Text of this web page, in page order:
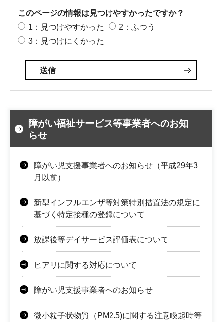
このページの情報は見つけやすかったですか？
1：見つけやすかった
2：ふつう
3：見つけにくかった
障がい福祉サービス等事業者へのお知
らせ
障がい児支援事業者へのお知らせ（平成29年3
月以前）
新型インフルエンザ等対策特別措置法の規定に
基づく特定接種の登録について
放課後等デイサービス評価表について
ヒアリに関する対応について
障がい児支援事業者へのお知らせ
微小粒子状物質（PM2.5)に関する注意喚起時等